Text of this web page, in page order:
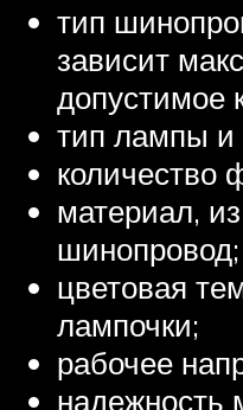
тип
зависит
допустимое
тип лампы и
количество
материал,
шинопровод;
цветовая
лампочки;
рабочее
надежность